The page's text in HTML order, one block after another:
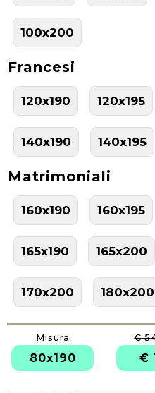
100x200
Francesi
120x190 120x195
140x190 140x195
Matrimoniali
160x190 160x195
165x190 165x200
170x200 180x200
Misura
80x190
€
€